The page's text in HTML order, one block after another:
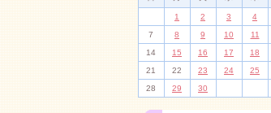
1 2 3 4
7
8 9 10 11
14
15 16 17 18
21
22 23 24 25
28
29 30